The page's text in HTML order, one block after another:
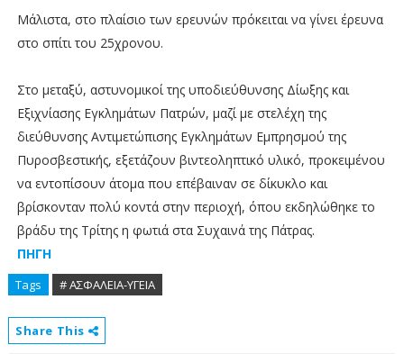
Μάλιστα, στο πλαίσιο των ερευνών πρόκειται να γίνει έρευνα
στο σπίτι του 25χρονου.
Στο μεταξύ, αστυνομικοί της υποδιεύθυνσης Δίωξης και
Εξιχνίασης Εγκλημάτων Πατρών, μαζί με στελέχη της
διεύθυνσης Αντιμετώπισης Εγκλημάτων Εμπρησμού της
Πυροσβεστικής, εξετάζουν βιντεοληπτικό υλικό, προκειμένου
να εντοπίσουν άτομα που επέβαιναν σε δίκυκλο και
βρίσκονταν πολύ κοντά στην περιοχή, όπου εκδηλώθηκε το
βράδυ της Τρίτης η φωτιά στα Συχαινά της Πάτρας.
ΠΗΓΗ
Tags # ΑΣΦΑΛΕΙΑ-ΥΓΕΙΑ
Share This